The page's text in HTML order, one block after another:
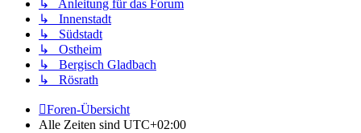
↳ Anleitung für das Forum
↳ Innenstadt
↳ Südstadt
↳ Ostheim
↳ Bergisch Gladbach
↳ Rösrath
Foren-Übersicht
Alle Zeiten sind UTC+02:00